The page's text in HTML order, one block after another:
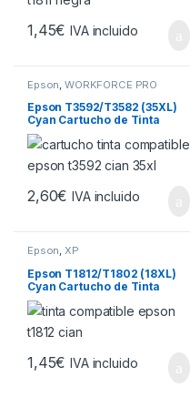
1,45€ IVA incluido
Epson,WORKFORCE PRO
Epson T3592/T3582 (35XL)
Cyan Cartucho de Tinta
Generico – Reemplaza
C13T35924010/C13T3582401
2,60€ IVA incluido
Epson,XP
Epson T1812/T1802 (18XL)
Cyan Cartucho de Tinta
Generico – Reemplaza
C13T18124012/C13T1802401
2
1,45€ IVA incluido